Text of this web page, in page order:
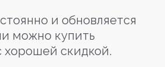
и обновляется
можно купить
хорошей скидкой.